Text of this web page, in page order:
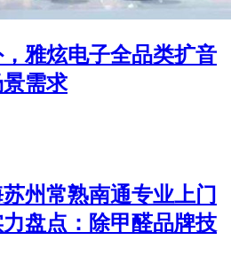
雅炫电子全品类扩音
需求
州常熟南通专业上门
盘点：除甲醛品牌技